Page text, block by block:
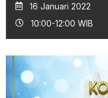
16 Januari 2022
10:00-12:00 WIB